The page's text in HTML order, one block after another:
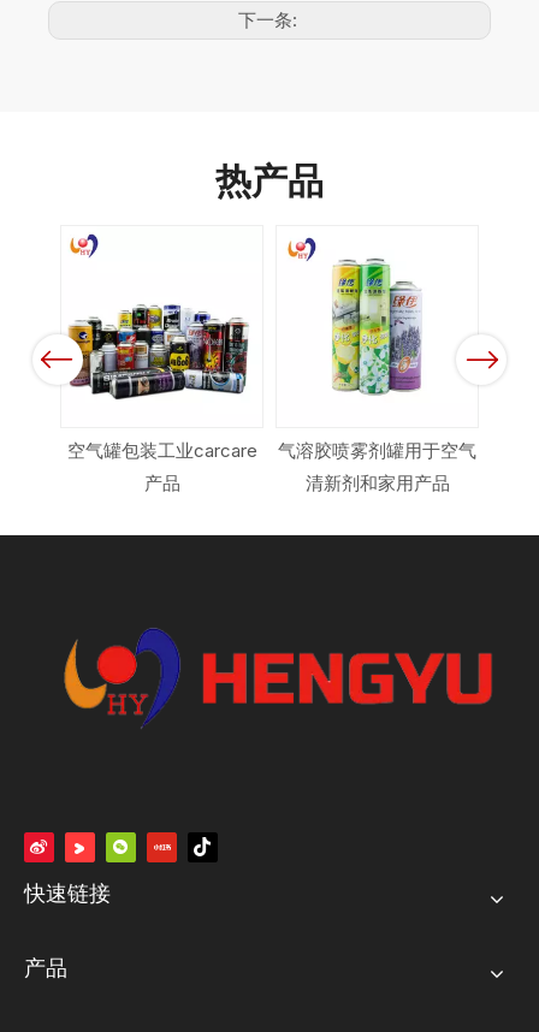
下一条:
热产品
Previous
空气罐包装工业carcare
产品
气溶胶喷雾剂罐用于空气
清新剂和家用产品
Next
快速链接
产品